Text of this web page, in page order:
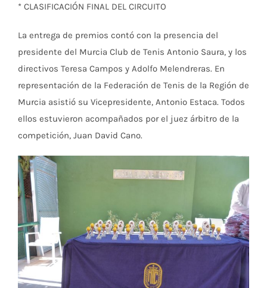
* CLASIFICACIÓN FINAL DEL CIRCUITO
La entrega de premios contó con la presencia del
presidente del Murcia Club de Tenis Antonio Saura, y los
directivos Teresa Campos y Adolfo Melendreras. En
representación de la Federación de Tenis de la Región de
Murcia asistió su Vicepresidente, Antonio Estaca. Todos
ellos estuvieron acompañados por el juez árbitro de la
competición, Juan David Cano.